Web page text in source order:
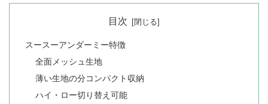
目次
スースーアンダーミー特徴
全面メッシュ生地
薄い生地の分コンパクト収納
ハイ・ロー切り替え可能